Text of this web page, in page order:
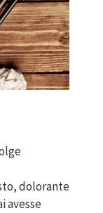
dolorante
avesse